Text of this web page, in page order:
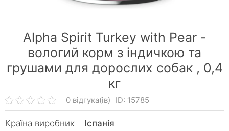
Alpha Spirit Turkey with Pear -
вологий корм з індичкою та
грушами для дорослих собак , 0,4
кг
0 відгука(ів) ID: 15785
Країна виробник
Іспанія